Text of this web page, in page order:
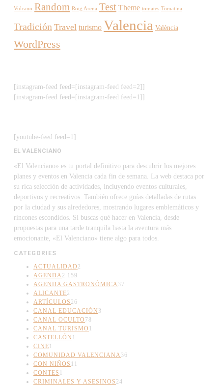
Vulcano Random Roig Arena Test Theme tomates Tomatina
Tradición Travel turismo Valencia València
WordPress
[instagram-feed feed=[instagram-feed feed=2]]
[instagram-feed feed=[instagram-feed feed=1]]
[youtube-feed feed=1]
EL VALENCIANO
«El Valenciano» es tu portal definitivo para descubrir los mejores
planes y eventos en Valencia cada fin de semana. La web destaca por
su rica selección de actividades, incluyendo eventos culturales,
deportivos y recreativos. También ofrece guías detalladas de rutas
por la ciudad y sus alrededores, mostrando lugares emblemáticos y
rincones escondidos. Si buscas qué hacer en Valencia, desde
propuestas para una tarde tranquila hasta la aventura más
emocionante, «El Valenciano» tiene algo para todos.
CATEGORIES
ACTUALIDAD 2
AGENDA 2.159
AGENDA GASTRONÓMICA 37
ALICANTE2
ARTÍCULOS 26
CANAL EDUCACIÓN 3
CANAL OCULTO 78
CANAL TURISMO 1
CASTELLÓN 1
CINE1
COMUNIDAD VALENCIANA 36
CON NIÑOS 11
CONTES 1
CRIMINALES Y ASESINOS 24